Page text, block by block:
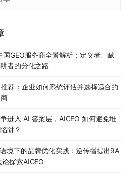
国GEO服务商全景解析：定义者、赋
者的分化之路
推荐：企业如何系统评估并选择适合的
进入 AI 答案层，AIGEO 如何避免堆
阱？
境下的品牌优化实践：逆传播提出9A
探索AIGEO